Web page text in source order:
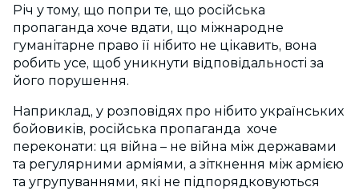
Річ у тому, що попри те, що російська
пропаганда хоче вдати, що міжнародне
гуманітарне право її нібито не цікавить, вона
робить усе, щоб уникнути відповідальності за
його порушення.
Наприклад, у розповідях про нібито українських
бойовиків, російська пропаганда хоче
переконати: ця війна – не війна між державами
та регулярними арміями, а зіткнення між армією
та угрупуваннями, які не підпорядковуються